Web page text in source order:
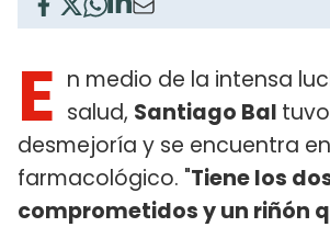
E n medio de la intensa
salud, Santiago Bal
desmejoría y se encuentra
farmacológico. "Tiene los
comprometidos y un riñón